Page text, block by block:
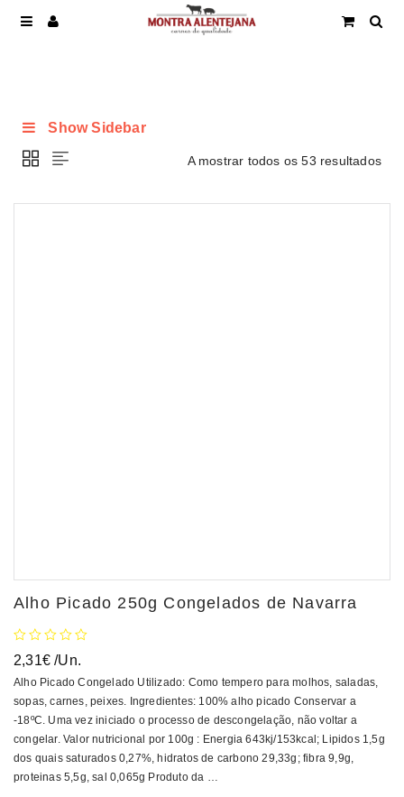
Show Sidebar
A mostrar todos os 53 resultados
Alho Picado 250g Congelados de Navarra
2,31€ /Un.
Alho Picado Congelado Utilizado: Como tempero para molhos, saladas,
sopas, carnes, peixes. Ingredientes: 100% alho picado Conservar a
-18ºC. Uma vez iniciado o processo de descongelação, não voltar a
congelar. Valor nutricional por 100g : Energia 643kj/153kcal; Lipidos 1,5g
dos quais saturados 0,27%, hidratos de carbono 29,33g; fibra 9,9g,
proteinas 5,5g, sal 0,065g Produto da …